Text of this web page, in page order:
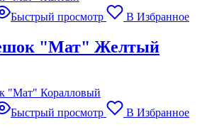
Быстрый просмотр В Избранное
"Мат" Желтый
Быстрый просмотр В Избранное